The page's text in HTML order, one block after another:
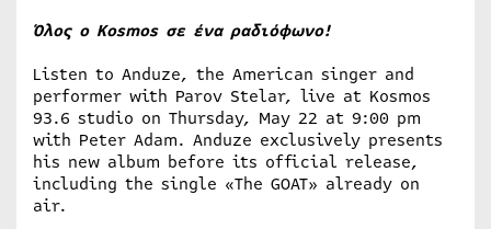
Όλος ο Kosmos σε ένα ραδιόφωνο!
Listen to Anduze, the American singer and
performer with Parov Stelar, live at Kosmos
93.6 studio on Thursday, May 22 at 9:00 pm
with Peter Adam. Anduze exclusively presents
his new album before its official release,
including the single «The GOAT» already on
air.